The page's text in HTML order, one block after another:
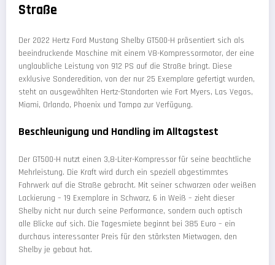
Straße
Der 2022 Hertz Ford Mustang Shelby GT500-H präsentiert sich als
beeindruckende Maschine mit einem V8-Kompressormotor, der eine
unglaubliche Leistung von 912 PS auf die Straße bringt. Diese
exklusive Sonderedition, von der nur 25 Exemplare gefertigt wurden,
steht an ausgewählten Hertz-Standorten wie Fort Myers, Las Vegas,
Miami, Orlando, Phoenix und Tampa zur Verfügung.
Beschleunigung und Handling im Alltagstest
Der GT500-H nutzt einen 3,8-Liter-Kompressor für seine beachtliche
Mehrleistung. Die Kraft wird durch ein speziell abgestimmtes
Fahrwerk auf die Straße gebracht. Mit seiner schwarzen oder weißen
Lackierung – 19 Exemplare in Schwarz, 6 in Weiß – zieht dieser
Shelby nicht nur durch seine Performance, sondern auch optisch
alle Blicke auf sich. Die Tagesmiete beginnt bei 385 Euro – ein
durchaus interessanter Preis für den stärksten Mietwagen, den
Shelby je gebaut hat.